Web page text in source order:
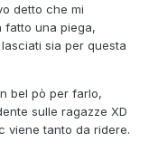
detto che mi
fatto una piega,
sia per questa
bel pò per farlo,
sulle ragazze XD
viene tanto da ridere.